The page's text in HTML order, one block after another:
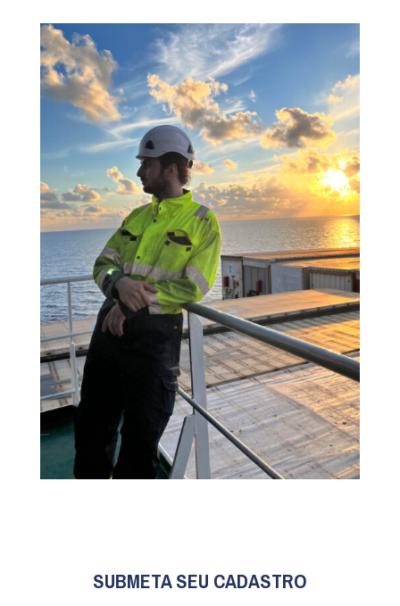
SUBMETA SEU CADASTRO